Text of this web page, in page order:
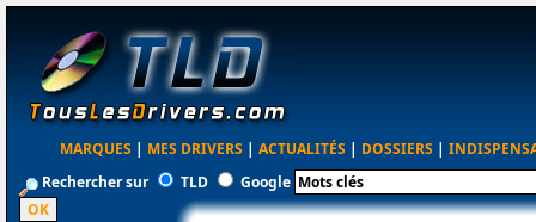
MARQUES | MES DRIVERS | ACTUALITÉS | DOSSIERS |
Rechercher sur
TLD Google